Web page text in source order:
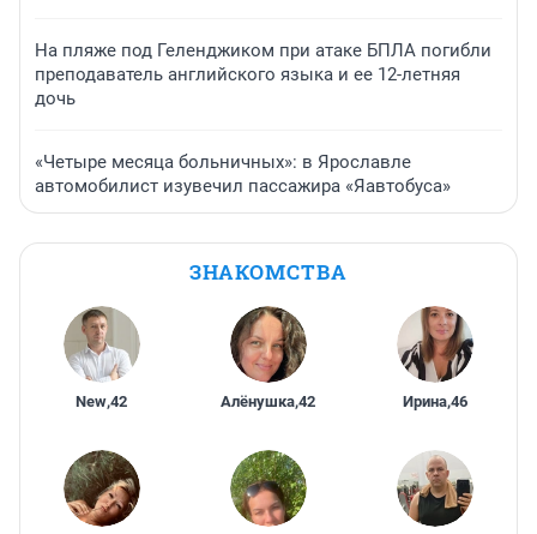
На пляже под Геленджиком при атаке БПЛА погибли
преподаватель английского языка и ее 12-летняя
дочь
«Четыре месяца больничных»: в Ярославле
автомобилист изувечил пассажира «Яавтобуса»
ЗНАКОМСТВА
New,42 Алёнушка,42 Ирина,46